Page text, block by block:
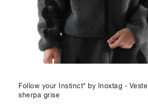
Follow your Instinct* by Inoxtag - Veste
sherpa grise